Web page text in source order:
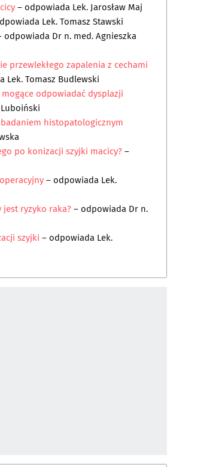
– odpowiada Lek. Jarosław Maj
Lek. Tomasz Stawski
odpowiada Dr n. med. Agnieszka
przewlekłego zapalenia z cechami
Lek. Tomasz Budlewski
odpowiadać dysplazji
histopatologicznym
po konizacji szyjki macicy?–
– odpowiada Lek.
jest ryzyko raka?– odpowiada Dr n.
szyjki – odpowiada Lek.